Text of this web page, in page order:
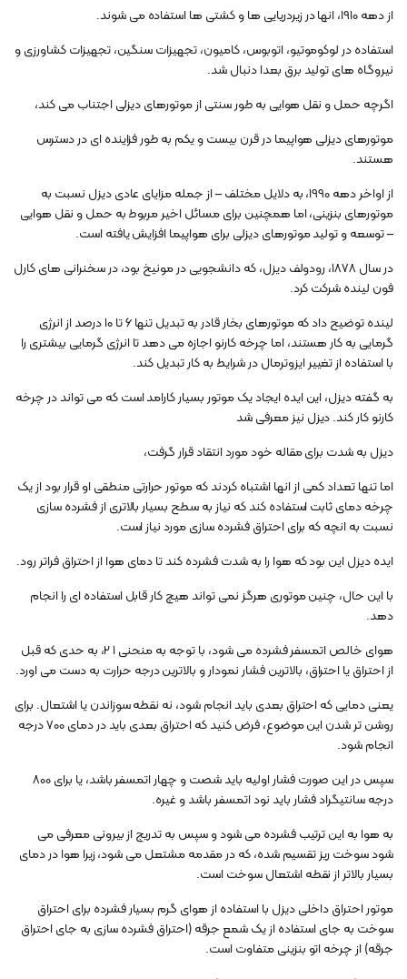
از دهه 1910، انها در زیردریایی ها و کشتی ها استفاده می شوند.
استفاده در لوکوموتیو، اتوبوس، کامیون، تجهیزات سنگین، تجهیزات کشاورزی و
نیروگاه های تولید برق بعدا دنبال شد.
اگرچه حمل و نقل هوایی به طور سنتی از موتورهای دیزلی اجتناب می کند،
موتورهای دیزلی هواپیما در قرن بیست و یکم به طور فزاینده ای در دسترس
هستند.
از اواخر دهه 1990، به دلایل مختلف – از جمله مزایای عادی دیزل نسبت به
موتورهای بنزینی، اما همچنین برای مسائل اخیر مربوط به حمل و نقل هوایی
– توسعه و تولید موتورهای دیزلی برای هواپیما افزایش یافته است.
در سال 1878، رودولف دیزل، که دانشجویی در مونیخ بود، در سخنرانی های کارل
فون لینده شرکت کرد.
لینده توضیح داد که موتورهای بخار قادر به تبدیل تنها ۶ تا ۱۰ درصد از انرژی
گرمایی به کار هستند، اما چرخه کارنو اجازه می دهد تا انرژی گرمایی بیشتری را
با استفاده از تغییر ایزوترمال در شرایط به کار تبدیل کند.
به گفته دیزل، این ایده ایجاد یک موتور بسیار کارامد است که می تواند در چرخه
کارنو کار کند. دیزل نیز معرفی شد
دیزل به شدت برای مقاله خود مورد انتقاد قرار گرفت،
اما تنها تعداد کمی از انها اشتباه کردند که موتور حرارتی منطقی او قرار بود از یک
چرخه دمای ثابت استفاده کند که نیاز به سطح بسیار بالاتری از فشرده سازی
نسبت به انچه که برای احتراق فشرده سازی مورد نیاز است.
ایده دیزل این بود که هوا را به شدت فشرده کند تا دمای هوا از احتراق فراتر رود.
با این حال، چنین موتوری هرگز نمی تواند هیچ کار قابل استفاده ای را انجام
دهد.
هوای خالص اتمسفر فشرده می شود، با توجه به منحنی 1 2، به حدی که قبل
از احتراق یا احتراق، بالاترین فشار نمودار و بالاترین درجه حرارت به دست می اورد.
یعنی دمایی که احتراق بعدی باید انجام شود، نه نقطه سوزاندن یا اشتعال. برای
روشن تر شدن این موضوع، فرض کنید که احتراق بعدی باید در دمای 700 درجه
انجام شود.
سپس در این صورت فشار اولیه باید شصت و چهار اتمسفر باشد، یا برای 800
درجه سانتیگراد فشار باید نود اتمسفر باشد و غیره.
به هوا به این ترتیب فشرده می شود و سپس به تدریج از بیرونی معرفی می
شود سوخت ریز تقسیم شده، که در مقدمه مشتعل می شود، زیرا هوا در دمای
بسیار بالاتر از نقطه اشتعال سوخت است.
موتور احتراق داخلی دیزل با استفاده از هوای گرم بسیار فشرده برای احتراق
سوخت به جای استفاده از یک شمع جرقه (احتراق فشرده سازی به جای احتراق
جرقه) از چرخه اتو بنزینی متفاوت است.